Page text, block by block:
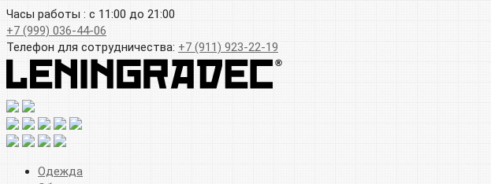
Часы работы : с 11:00 до 21:00
+7 (999) 036-44-06
Телефон для сотрудничества: +7 (911) 923-22-19
Одежда